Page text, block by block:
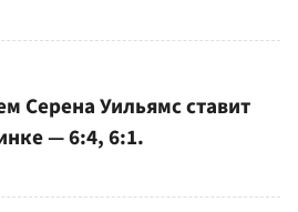
Серена Уильямс ставит
— 6:4, 6:1.